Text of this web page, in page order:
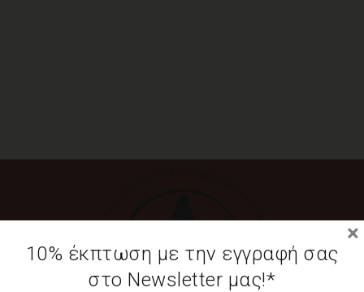
10% έκπτωση με την εγγραφή σας
στο Newsletter μας!*
×